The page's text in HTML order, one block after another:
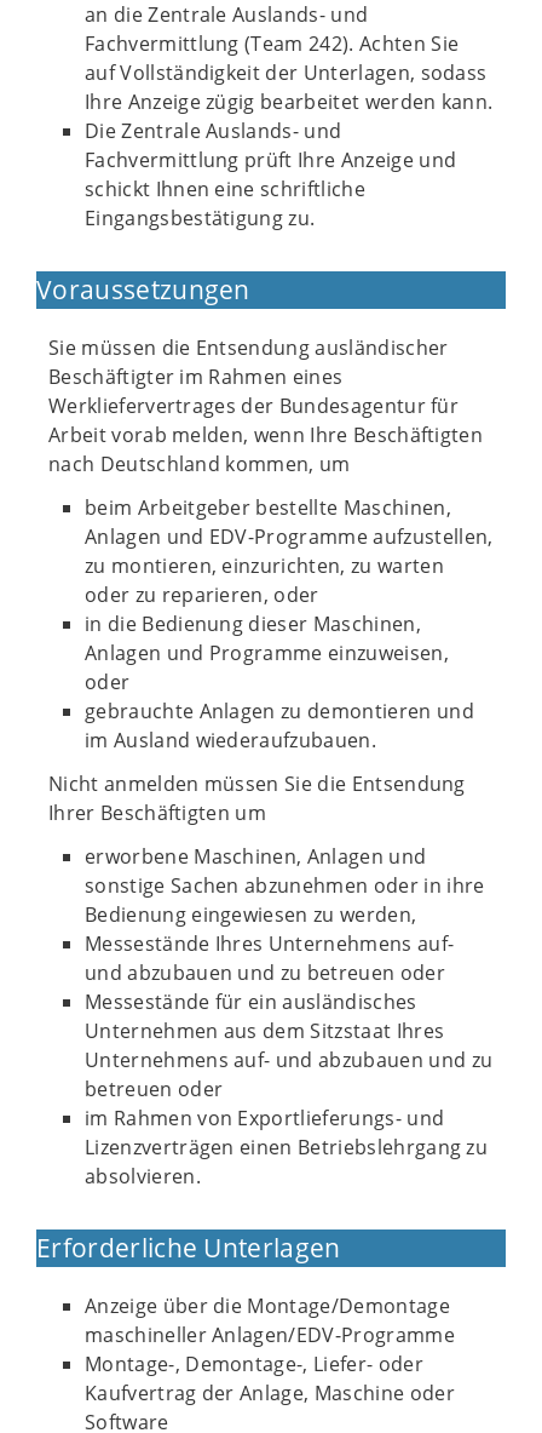
an die Zentrale Auslands- und
Fachvermittlung (Team 242). Achten Sie
auf Vollständigkeit der Unterlagen, sodass
Ihre Anzeige zügig bearbeitet werden kann.
Die Zentrale Auslands- und
Fachvermittlung prüft Ihre Anzeige und
schickt Ihnen eine schriftliche
Eingangsbestätigung zu.
Voraussetzungen
Sie müssen die Entsendung ausländischer
Beschäftigter im Rahmen eines
Werkliefervertrages der Bundesagentur für
Arbeit vorab melden, wenn Ihre Beschäftigten
nach Deutschland kommen, um
beim Arbeitgeber bestellte Maschinen,
Anlagen und EDV-Programme aufzustellen,
zu montieren, einzurichten, zu warten
oder zu reparieren, oder
in die Bedienung dieser Maschinen,
Anlagen und Programme einzuweisen,
oder
gebrauchte Anlagen zu demontieren und
im Ausland wiederaufzubauen.
Nicht anmelden müssen Sie die Entsendung
Ihrer Beschäftigten um
erworbene Maschinen, Anlagen und
sonstige Sachen abzunehmen oder in ihre
Bedienung eingewiesen zu werden,
Messestände Ihres Unternehmens auf-
und abzubauen und zu betreuen oder
Messestände für ein ausländisches
Unternehmen aus dem Sitzstaat Ihres
Unternehmens auf- und abzubauen und zu
betreuen oder
im Rahmen von Exportlieferungs- und
Lizenzverträgen einen Betriebslehrgang zu
absolvieren.
Erforderliche Unterlagen
Anzeige über die Montage/Demontage
maschineller Anlagen/EDV-Programme
Montage-, Demontage-, Liefer- oder
Kaufvertrag der Anlage, Maschine oder
Software